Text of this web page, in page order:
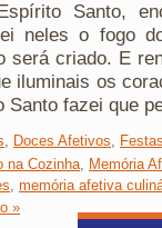
Santo,
neles o fogo
será criado. E
iluminais os
Santo fazei que
, Doces Afetivos,
na Cozinha Memória
memória afetiva
»